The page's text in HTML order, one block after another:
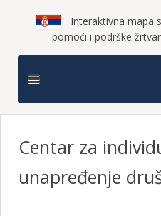
Interaktivna mapa
pomoći i podrške
Centar za
unapređenje